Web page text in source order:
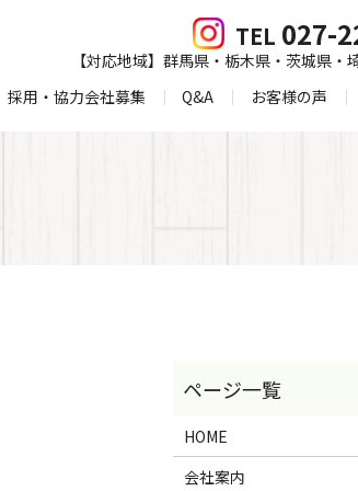
採用・協力会社募集 Q&A お客様の声
TEL 027-
【対応地域】群馬県・栃木県・茨城県・
HOME
会社案内